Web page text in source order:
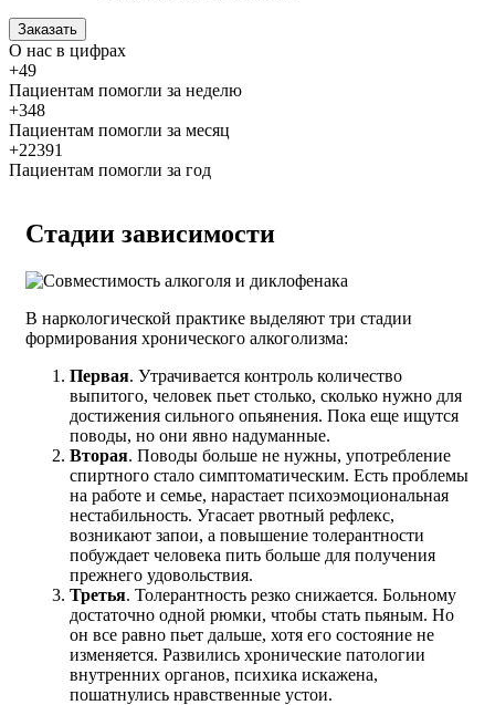
Заказать
О нас в цифрах
+49
Пациентам помогли за неделю
+348
Пациентам помогли за месяц
+22391
Пациентам помогли за год
Стадии зависимости
В наркологической практике выделяют три стадии
формирования хронического алкоголизма:
Первая. Утрачивается контроль количество
выпитого, человек пьет столько, сколько нужно для
достижения сильного опьянения. Пока еще ищутся
поводы, но они явно надуманные.
Вторая. Поводы больше не нужны, употребление
спиртного стало симптоматическим. Есть проблемы
на работе и семье, нарастает психоэмоциональная
нестабильность. Угасает рвотный рефлекс,
возникают запои, а повышение толерантности
побуждает человека пить больше для получения
прежнего удовольствия.
Третья. Толерантность резко снижается. Больному
достаточно одной рюмки, чтобы стать пьяным. Но
он все равно пьет дальше, хотя его состояние не
изменяется. Развились хронические патологии
внутренних органов, психика искажена,
пошатнулись нравственные устои.